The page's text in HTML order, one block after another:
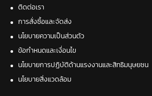
ติดต่อเรา
การสั่งซื้อและจัดส่ง
นโยบายความเป็นส่วนตัว
ข้อกำหนดและเงื่อนไข
นโยบายการปฏิบัติด้านแรงงานและสิทธิมนุษยชน
นโยบายสิ่งแวดล้อม